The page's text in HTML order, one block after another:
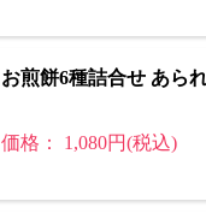
お煎餅6種詰合せ あら
価格： 1,080円(税込)